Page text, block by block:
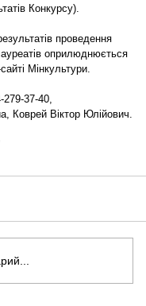
Конкурсу).
проведення
оприлюднюється
Мінкультури.
279-37-40,
Коврей Віктор Юлійович.